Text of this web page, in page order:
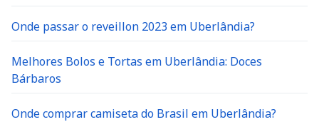
Onde passar o reveillon 2023 em Uberlândia?
Melhores Bolos e Tortas em Uberlândia: Doces
Bárbaros
Onde comprar camiseta do Brasil em Uberlândia?